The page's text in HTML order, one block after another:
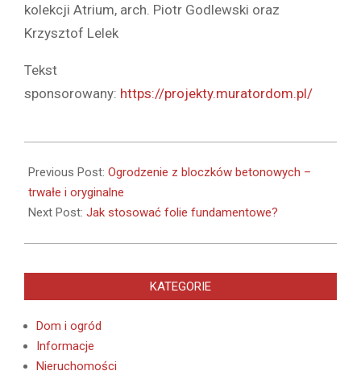
kolekcji Atrium, arch. Piotr Godlewski oraz
Krzysztof Lelek
Tekst
sponsorowany: https://projekty.muratordom.pl/
10-
19
Previous Post: Ogrodzenie z bloczków betonowych –
trwałe i oryginalne
Next Post: Jak stosować folie fundamentowe?
KATEGORIE
Dom i ogród
Informacje
Nieruchomości